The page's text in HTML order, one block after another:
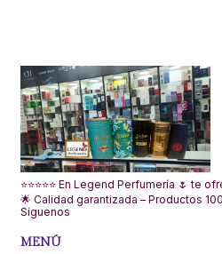
⭐⭐⭐⭐⭐ En Legend Perfumería 🌷
🌟 Calidad garantizada – Productos
Síguenos
MENÚ